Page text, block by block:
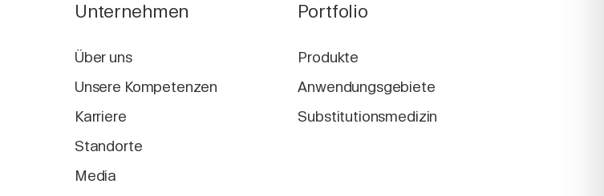
Unternehmen
Über uns
Unsere Kompetenzen
Karriere
Standorte
Media
Portfolio
Produkte
Anwendungsgebiete
Substitutionsmedizin